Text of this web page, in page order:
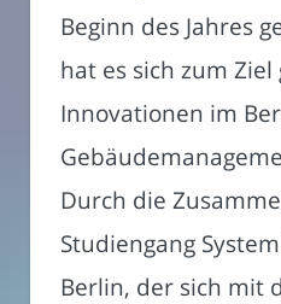
Beginn des Jahres
hat es sich zum Ziel
Innovationen im
Durch die
Studiengang
Berlin, der sich mit